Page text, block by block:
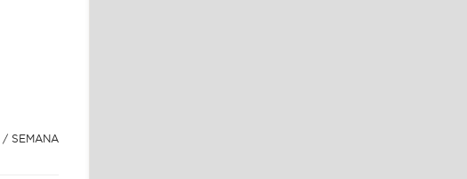
/ SEMANA